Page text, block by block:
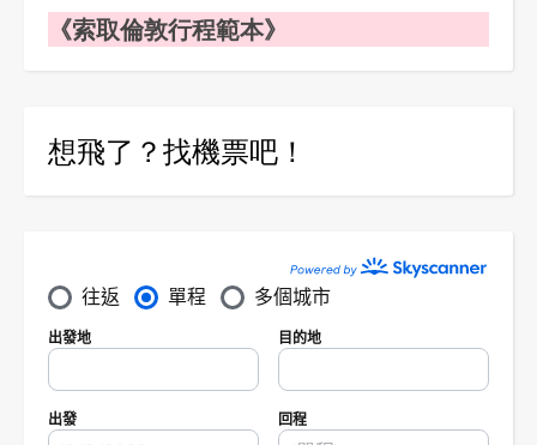
《索取倫敦行程範本》
想飛了？找機票吧！